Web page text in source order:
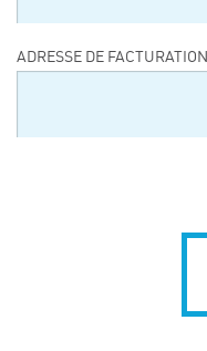
ADRESSE DE FACTURATION